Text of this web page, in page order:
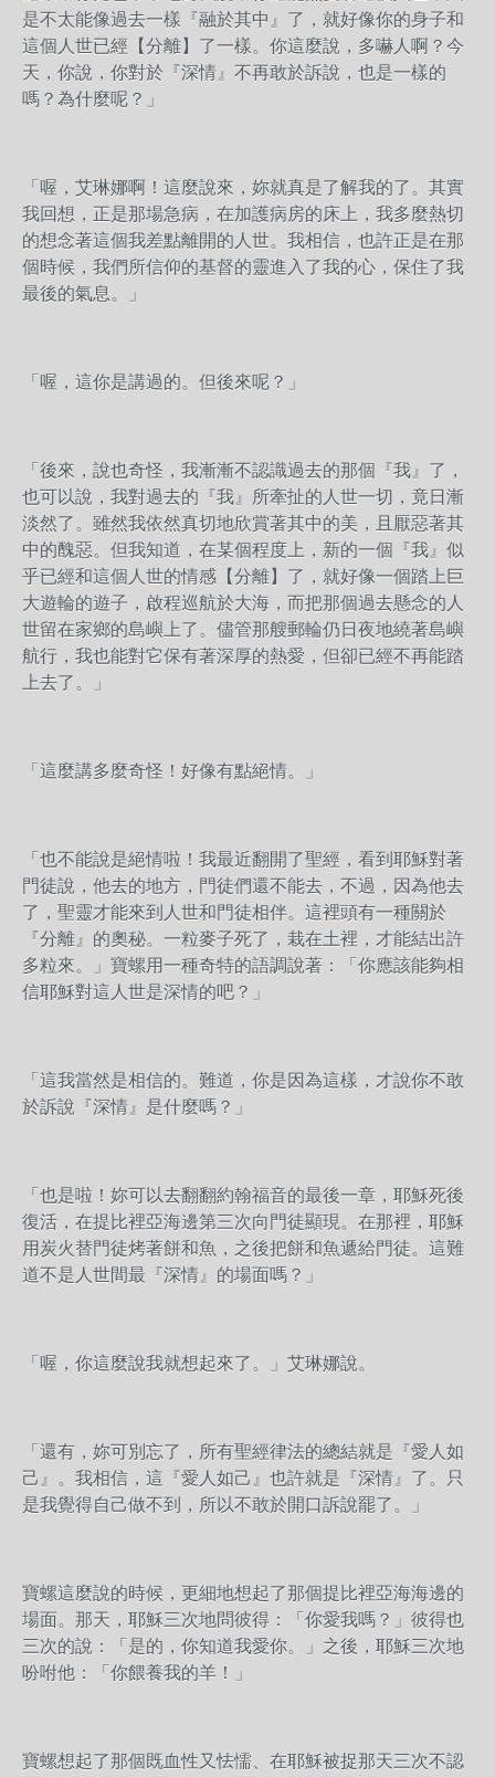
是不太能像過去一樣『融於其中』了，就好像你的身子和
這個人世已經【分離】了一樣。你這麼說，多嚇人啊？今
天，你說，你對於『深情』不再敢於訴說，也是一樣的
嗎？為什麼呢？」
「喔，艾琳娜啊！這麼說來，妳就真是了解我的了。其實
我回想，正是那場急病，在加護病房的床上，我多麼熱切
的想念著這個我差點離開的人世。我相信，也許正是在那
個時候，我們所信仰的基督的靈進入了我的心，保住了我
最後的氣息。」
「喔，這你是講過的。但後來呢？」
「後來，說也奇怪，我漸漸不認識過去的那個『我』了，
也可以說，我對過去的『我』所牽扯的人世一切，竟日漸
淡然了。雖然我依然真切地欣賞著其中的美，且厭惡著其
中的醜惡。但我知道，在某個程度上，新的一個『我』似
乎已經和這個人世的情感【分離】了，就好像一個踏上巨
大遊輪的遊子，啟程巡航於大海，而把那個過去懸念的人
世留在家鄉的島嶼上了。儘管那艘郵輪仍日夜地繞著島嶼
航行，我也能對它保有著深厚的熱愛，但卻已經不再能踏
上去了。」
「這麼講多麼奇怪！好像有點絕情。」
「也不能說是絕情啦！我最近翻開了聖經，看到耶穌對著
門徒說，他去的地方，門徒們還不能去，不過，因為他去
了，聖靈才能來到人世和門徒相伴。這裡頭有一種關於
『分離』的奧秘。一粒麥子死了，栽在土裡，才能結出許
多粒來。」寶螺用一種奇特的語調說著：「你應該能夠相
信耶穌對這人世是深情的吧？」
「這我當然是相信的。難道，你是因為這樣，才說你不敢
於訴說『深情』是什麼嗎？」
「也是啦！妳可以去翻翻約翰福音的最後一章，耶穌死後
復活，在提比裡亞海邊第三次向門徒顯現。在那裡，耶穌
用炭火替門徒烤著餅和魚，之後把餅和魚遞給門徒。這難
道不是人世間最『深情』的場面嗎？」
「喔，你這麼說我就想起來了。」艾琳娜說。
「還有，妳可別忘了，所有聖經律法的總結就是『愛人如
己』。我相信，這『愛人如己』也許就是『深情』了。只
是我覺得自己做不到，所以不敢於開口訴說罷了。」
寶螺這麼說的時候，更細地想起了那個提比裡亞海海邊的
場面。那天，耶穌三次地問彼得：「你愛我嗎？」彼得也
三次的說：「是的，你知道我愛你。」之後，耶穌三次地
吩咐他：「你餵養我的羊！」
寶螺想起了那個既血性又怯懦、在耶穌被捉那天三次不認